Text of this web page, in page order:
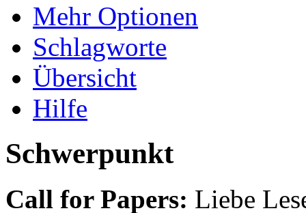
Mehr Optionen
Schlagworte
Übersicht
Hilfe
Schwerpunkt
Call for Papers: Liebe